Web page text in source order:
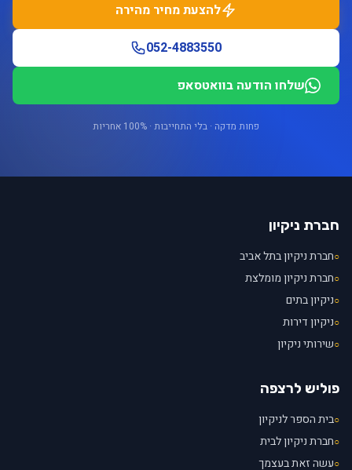
להצעת מחיר מהירה
052-4883550
שלחו הודעה בוואטסאפ
פחות מדקה · בלי התחייבות · 100% אחריות
חברת ניקיון
○חברת ניקיון בתל אביב
○חברת ניקיון מומלצת
○ניקיון בתים
○ניקיון דירות
○שירותי ניקיון
פוליש לרצפה
○בית הספר לניקיון
○חברת ניקיון לבית
○עשה זאת בעצמך